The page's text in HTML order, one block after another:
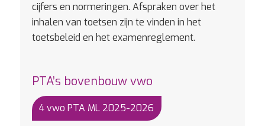
cijfers en normeringen. Afspraken over het
inhalen van toetsen zijn te vinden in het
toetsbeleid en het examenreglement.
PTA’s bovenbouw vwo
4 vwo PTA ML 2025-2026